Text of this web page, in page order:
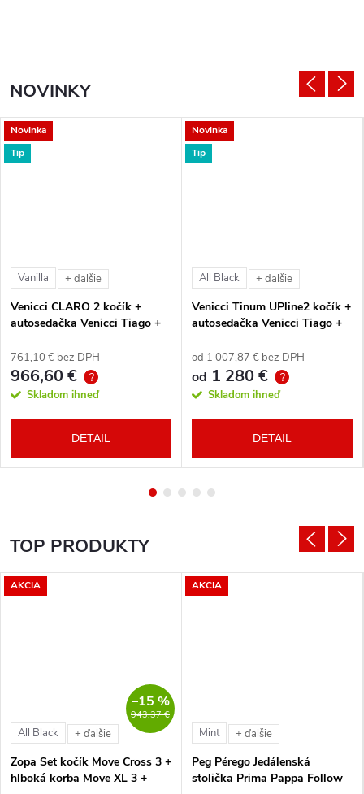
NOVINKY
Novinka
Tip
Vanilla + ďalšie
Venicci CLARO 2 kočík +
autosedačka Venicci Tiago +
761,10 € bez DPH
966,60 € ?
Skladom ihneď
DETAIL
Novinka
Tip
All Black + ďalšie
Venicci Tinum UPline2 kočík +
autosedačka Venicci Tiago +
od 1 007,87 € bez DPH
od 1 280 € ?
Skladom ihneď
DETAIL
TOP PRODUKTY
AKCIA
943,37 €
–15 %
All Black + ďalšie
Zopa Set kočík Move Cross 3 +
hlboká korba Move XL 3 +
AKCIA
Mint + ďalšie
Peg Pérego Jedálenská
stolička Prima Pappa Follow